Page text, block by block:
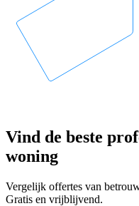
Vind de beste
woning
Vergelijk offertes van
Gratis en vrijblijvend.